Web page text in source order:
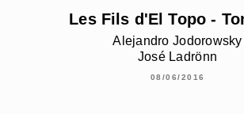
Les Fils d'El Topo -
Alejandro Jodorowsky
José Ladrönn
08/06/2016